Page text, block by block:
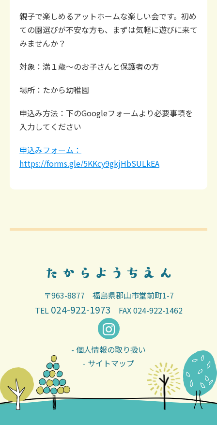
親子で楽しめるアットホームな楽しい会です。初め
ての園選びが不安な方も、まずは気軽に遊びに来て
みませんか？
対象：満１歳～のお子さんと保護者の方
場所：たから幼稚園
申込み方法：下のGoogleフォームより必要事項を
入力してください
申込みフォーム：
https://forms.gle/5KKcy9gkjHbSULkEA
〒963-8877 福島県郡山市堂前町1-7
TEL 024-922-1973 FAX 024-922-1462
- 個人情報の取り扱い
- サイトマップ